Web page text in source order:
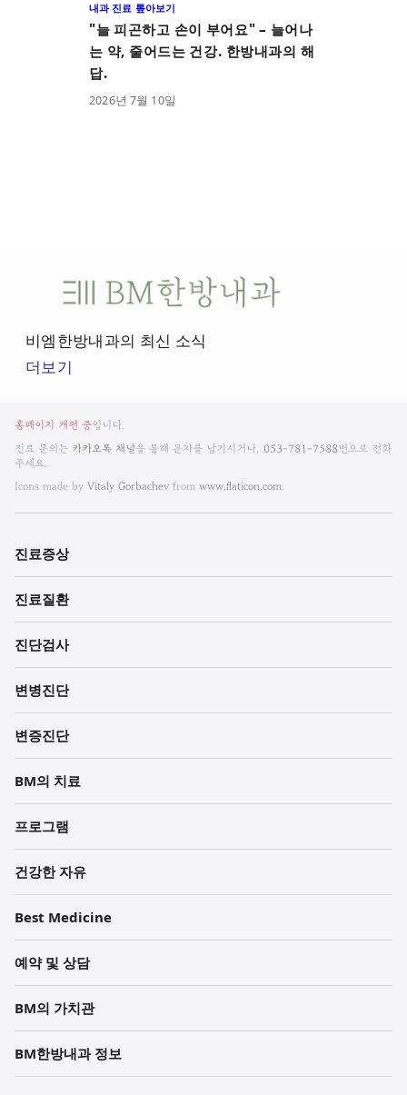
내과 진료 톺아보기
"늘 피곤하고 손이 부어요" – 늘어나
는 약, 줄어드는 건강. 한방내과의 해
답.
2026년 7월 10일
비
엠
방
내
뉴
스
비엠한방내과의 최신 소식
더보기
비
엠
한
방
내
과
한
의
원
각
주
홈페이지 개편 중입니다.
진료 문의는 카카오톡 채널을 통해 문자를 남기시거나, 053-781-7588번으로 전화
주세요.
Icons made by Vitaly Gorbachev from www.flaticon.com.
진료증상
진료질환
진단검사
변병진단
변증진단
BM의 치료
프로그램
건강한 자유
Best Medicine
예약 및 상담
BM의 가치관
BM한방내과 정보